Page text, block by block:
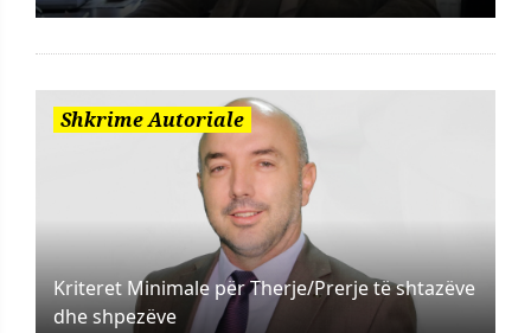
Shkrime Autoriale
Kriteret Minimale për Therje/Prerje të shtazëve
dhe shpezëve